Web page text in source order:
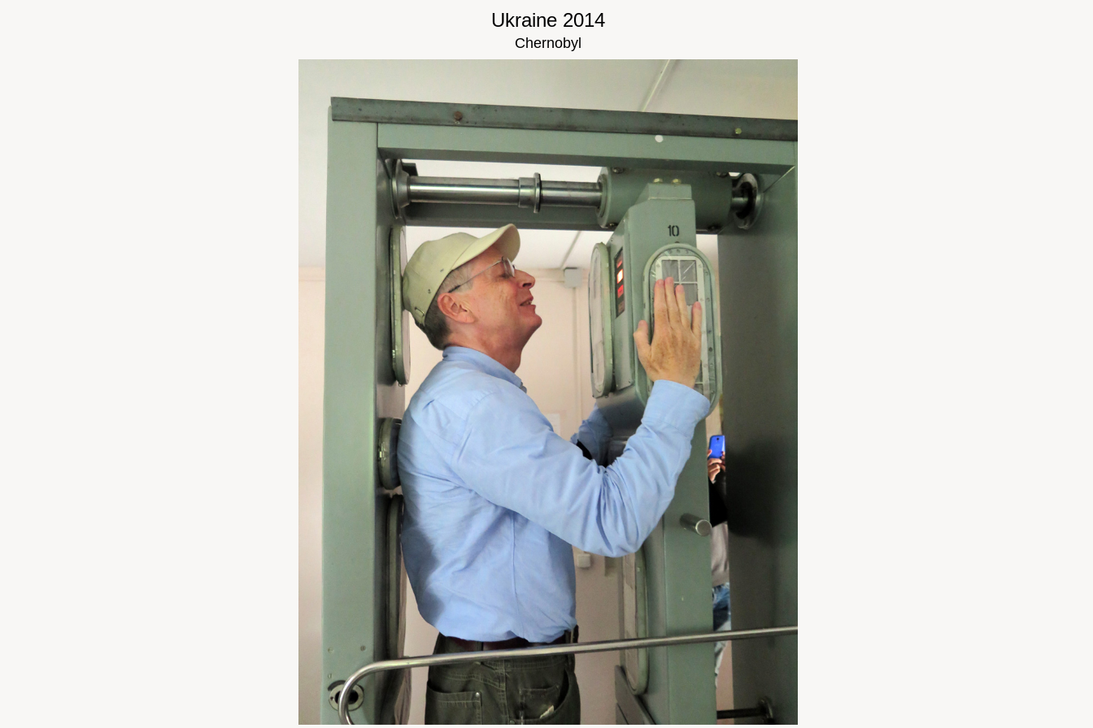
Ukraine 2014
Chernobyl